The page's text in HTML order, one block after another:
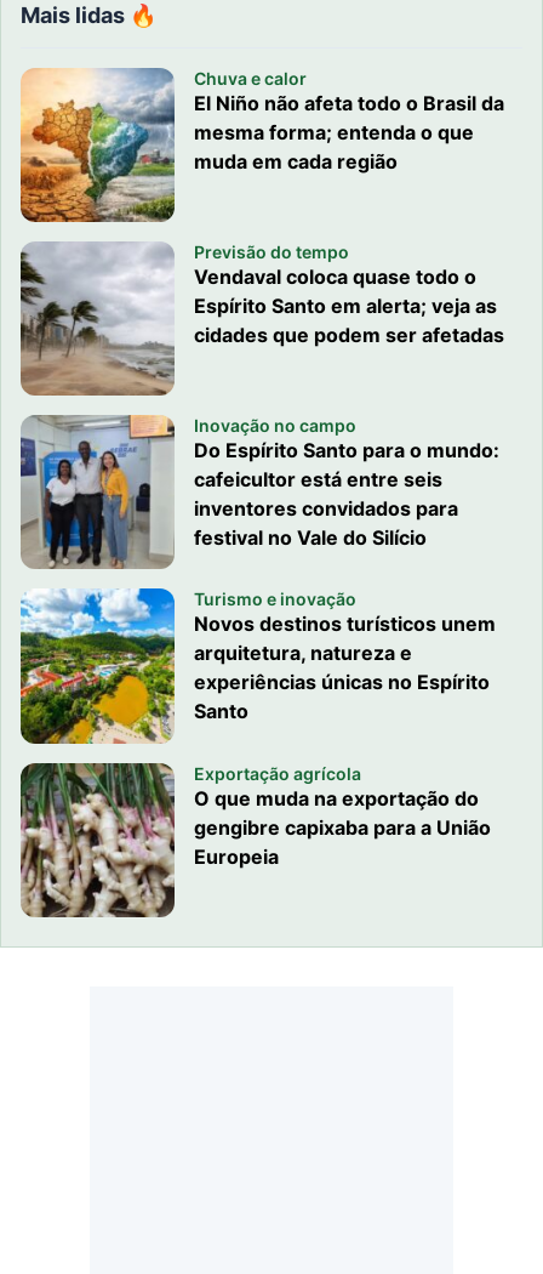
Mais lidas 🔥
Chuva e calor
El Niño não afeta todo o Brasil da
mesma forma; entenda o que
muda em cada região
Previsão do tempo
Vendaval coloca quase todo o
Espírito Santo em alerta; veja as
cidades que podem ser afetadas
Inovação no campo
Do Espírito Santo para o mundo:
cafeicultor está entre seis
inventores convidados para
festival no Vale do Silício
Turismo e inovação
Novos destinos turísticos unem
arquitetura, natureza e
experiências únicas no Espírito
Santo
Exportação agrícola
O que muda na exportação do
gengibre capixaba para a União
Europeia